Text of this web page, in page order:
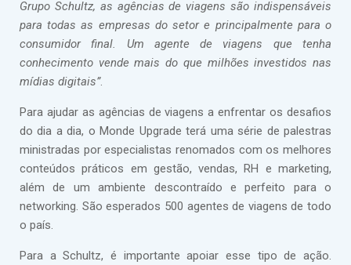
Grupo Schultz, as agências de viagens são indispensáveis
para todas as empresas do setor e principalmente para o
consumidor final. Um agente de viagens que tenha
conhecimento vende mais do que milhões investidos nas
mídias digitais”.
Para ajudar as agências de viagens a enfrentar os desafios
do dia a dia, o Monde Upgrade terá uma série de palestras
ministradas por especialistas renomados com os melhores
conteúdos práticos em gestão, vendas, RH e marketing,
além de um ambiente descontraído e perfeito para o
networking. São esperados 500 agentes de viagens de todo
o país.
Para a Schultz, é importante apoiar esse tipo de ação.